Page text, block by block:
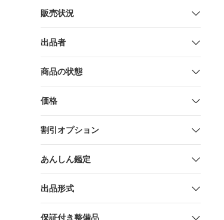
販売状況
出品者
商品の状態
価格
割引オプション
あんしん鑑定
出品形式
保証付き整備品